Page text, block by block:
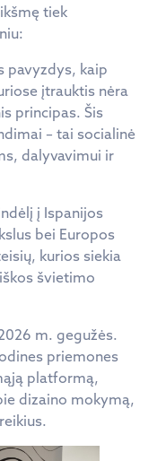
tiek
pavyzdys, kaip
įtrauktis nėra
principas. Šis
– tai socialinė
dalyvavimui ir
į Ispanijos
bei Europos
kurios siekia
švietimo
m. gegužės.
priemones
platformą,
dizaino mokymą,